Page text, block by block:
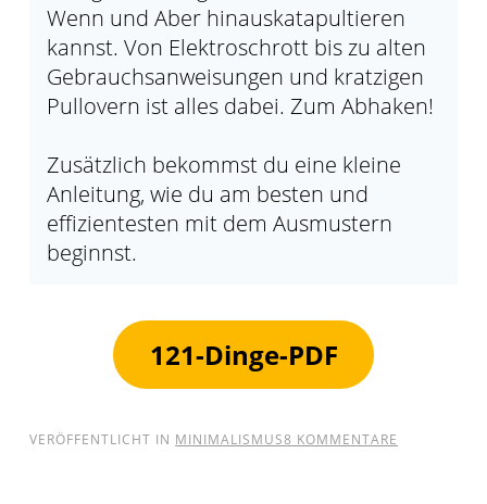
Wenn und Aber hinauskatapultieren
kannst. Von Elektroschrott bis zu alten
Gebrauchsanweisungen und kratzigen
Pullovern ist alles dabei. Zum Abhaken!
Zusätzlich bekommst du eine kleine
Anleitung, wie du am besten und
effizientesten mit dem Ausmustern
beginnst.
121-Dinge-PDF
VERÖFFENTLICHT IN MINIMALISMUS8 KOMMENTARE